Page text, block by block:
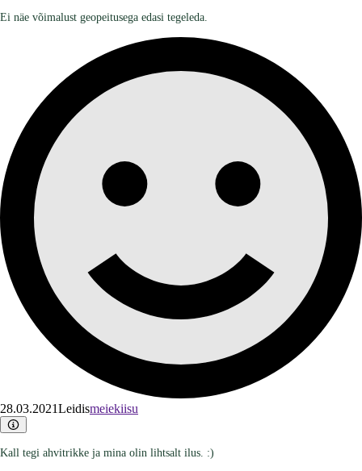
Ei näe võimalust geopeitusega edasi tegeleda.
28.03.2021Leidismeiekiisu
Kall tegi ahvitrikke ja mina olin lihtsalt ilus. :)